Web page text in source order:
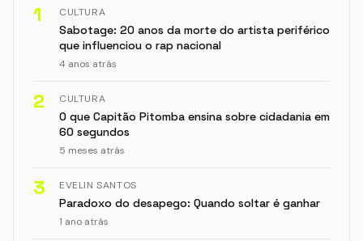
1 CULTURA
Sabotage: 20 anos da morte do artista periférico
que influenciou o rap nacional
4 anos atrás
2 CULTURA
O que Capitão Pitomba ensina sobre cidadania em
60 segundos
5 meses atrás
3 EVELIN SANTOS
Paradoxo do desapego: Quando soltar é ganhar
1 ano atrás